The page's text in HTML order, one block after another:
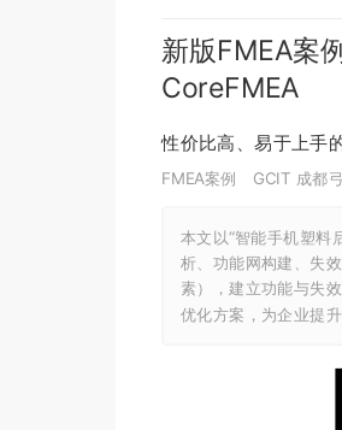
新版FMEA案
CoreFMEA
性价比高、易于上手
FMEA案例 GCIT 成都
本文以“智能手机塑料
析、功能网构建、失
素），建立功能与失
优化方案，为企业提